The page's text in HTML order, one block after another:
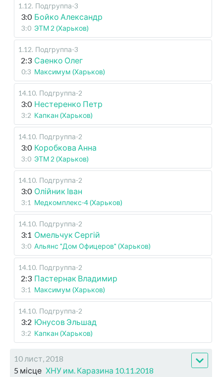
1.12. Подгруппа-3
3:0 Бойко Александр
3:0 ЭТМ 2 (Харьков)
1.12. Подгруппа-3
2:3 Саенко Олег
0:3 Максимум (Харьков)
14.10. Подгруппа-2
3:0 Нестеренко Петр
3:2 Капкан (Харьков)
14.10. Подгруппа-2
3:0 Коробкова Анна
3:0 ЭТМ 2 (Харьков)
14.10. Подгруппа-2
3:0 Олійник Іван
3:1 Медкомплекс-4 (Харьков)
14.10. Подгруппа-2
3:1 Омельчук Сергій
3:0 Альянс "Дом Офицеров" (Харьков)
14.10. Подгруппа-2
2:3 Пастернак Владимир
3:1 Максимум (Харьков)
14.10. Подгруппа-2
3:2 Юнусов Эльшад
3:2 Капкан (Харьков)
10 лист, 2018
5 місце ХНУ им. Каразина 10.11.2018